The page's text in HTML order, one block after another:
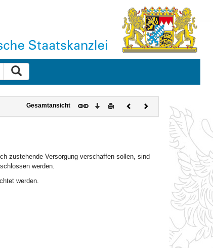
zurücksetzen
Gesamtansicht Download
DruckenVorherigesNächstes
Dokument
zustehende Versorgung verschaffen sollen, sind
werden.
werden.